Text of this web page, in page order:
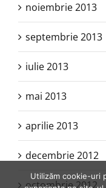
noiembrie 2013
septembrie 2013
iulie 2013
mai 2013
aprilie 2013
decembrie 2012
octombrie 2012
Utilizăm cookie-uri